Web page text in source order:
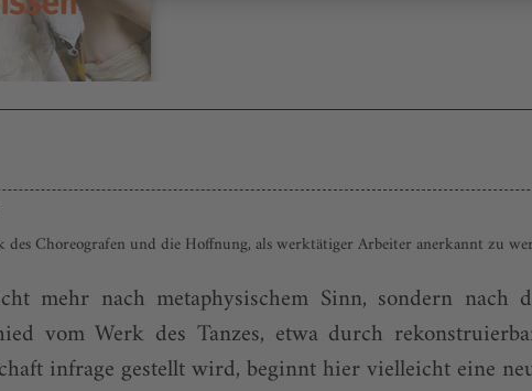
des Choreografen und die Hoffnung, als werktätiger Arbeiter anerkannt zu
mehr nach metaphysischem Sinn, sondern nach
vom Werk des Tanzes, etwa durch
infrage gestellt wird, beginnt hier vielleicht eine